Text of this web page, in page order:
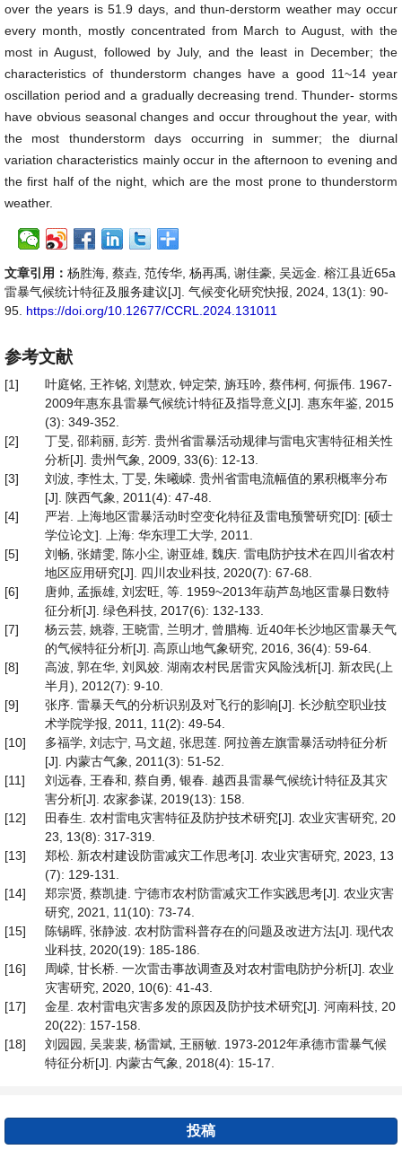
over the years is 51.9 days, and thun-derstorm weather may occur
every month, mostly concentrated from March to August, with the
most in August, followed by July, and the least in December; the
characteristics of thunderstorm changes have a good 11~14 year
oscillation period and a gradually decreasing trend. Thunder- storms
have obvious seasonal changes and occur throughout the year, with
the most thunderstorm days occurring in summer; the diurnal
variation characteristics mainly occur in the afternoon to evening and
the first half of the night, which are the most prone to thunderstorm
weather.
文章引用： 杨胜海, 蔡垚, 范传华, 杨再禹, 谢佳豪, 吴远金. 榕江县近65a
雷暴气候统计特征及服务建议[J]. 气候变化研究快报, 2024, 13(1): 90-
95. https://doi.org/10.12677/CCRL.2024.131011
参考文献
[1]
叶庭铭, 王祚铭, 刘慧欢, 钟定荣, 旃珏吟, 蔡伟柯, 何振伟. 1967-
2009年惠东县雷暴气候统计特征及指导意义[J]. 惠东年鉴, 2015
(3): 349-352.
[2]
丁旻, 邵莉丽, 彭芳. 贵州省雷暴活动规律与雷电灾害特征相关性
分析[J]. 贵州气象, 2009, 33(6): 12-13.
[3]
刘波, 李性太, 丁旻, 朱曦嵘. 贵州省雷电流幅值的累积概率分布
[J]. 陕西气象, 2011(4): 47-48.
[4]
严岩. 上海地区雷暴活动时空变化特征及雷电预警研究[D]: [硕士
学位论文]. 上海: 华东理工大学, 2011.
[5]
刘畅, 张婧雯, 陈小尘, 谢亚雄, 魏庆. 雷电防护技术在四川省农村
地区应用研究[J]. 四川农业科技, 2020(7): 67-68.
[6]
唐帅, 孟振雄, 刘宏旺, 等. 1959~2013年葫芦岛地区雷暴日数特
征分析[J]. 绿色科技, 2017(6): 132-133.
[7]
杨云芸, 姚蓉, 王晓雷, 兰明才, 曾腊梅. 近40年长沙地区雷暴天气
的气候特征分析[J]. 高原山地气象研究, 2016, 36(4): 59-64.
[8]
高波, 郭在华, 刘凤姣. 湖南农村民居雷灾风险浅析[J]. 新农民(上
半月), 2012(7): 9-10.
[9]
张序. 雷暴天气的分析识别及对飞行的影响[J]. 长沙航空职业技
术学院学报, 2011, 11(2): 49-54.
[10]
多福学, 刘志宁, 马文超, 张思莲. 阿拉善左旗雷暴活动特征分析
[J]. 内蒙古气象, 2011(3): 51-52.
[11]
刘远春, 王春和, 蔡自勇, 银春. 越西县雷暴气候统计特征及其灾
害分析[J]. 农家参谋, 2019(13): 158.
[12]
田春生. 农村雷电灾害特征及防护技术研究[J]. 农业灾害研究, 20
23, 13(8): 317-319.
[13]
郑松. 新农村建设防雷减灾工作思考[J]. 农业灾害研究, 2023, 13
(7): 129-131.
[14]
郑宗贤, 蔡凯捷. 宁德市农村防雷减灾工作实践思考[J]. 农业灾害
研究, 2021, 11(10): 73-74.
[15]
陈锡晖, 张静波. 农村防雷科普存在的问题及改进方法[J]. 现代农
业科技, 2020(19): 185-186.
[16]
周嵘, 甘长桥. 一次雷击事故调查及对农村雷电防护分析[J]. 农业
灾害研究, 2020, 10(6): 41-43.
[17]
金星. 农村雷电灾害多发的原因及防护技术研究[J]. 河南科技, 20
20(22): 157-158.
[18]
刘园园, 吴裴裴, 杨雷斌, 王丽敏. 1973-2012年承德市雷暴气候
特征分析[J]. 内蒙古气象, 2018(4): 15-17.
投稿